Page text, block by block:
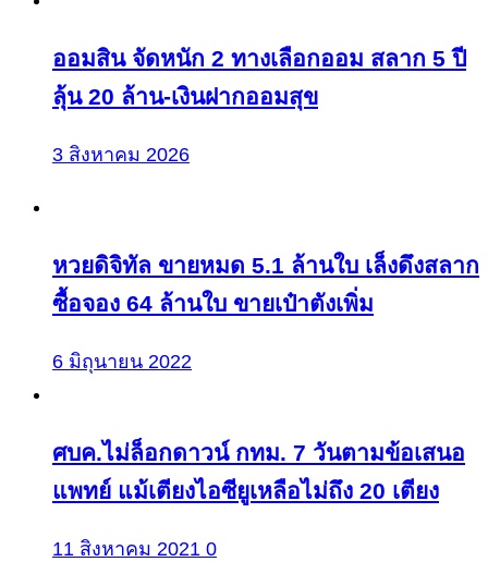
ออมสิน จัดหนัก 2 ทางเลือกออม สลาก 5 ปี
ลุ้น 20 ล้าน-เงินฝากออมสุข
3 สิงหาคม 2026
หวยดิจิทัล ขายหมด 5.1 ล้านใบ เล็งดึงสลาก
ซื้อจอง 64 ล้านใบ ขายเป๋าตังเพิ่ม
6 มิถุนายน 2022
ศบค.ไม่ล็อกดาวน์ กทม. 7 วันตามข้อเสนอ
แพทย์ แม้เตียงไอซียูเหลือไม่ถึง 20 เตียง
11 สิงหาคม 2021 0